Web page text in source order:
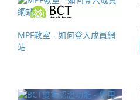
MPF教室 - 如何登入成員網
站